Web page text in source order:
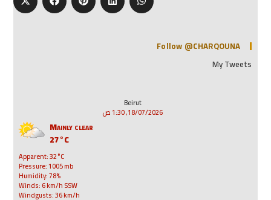
Follow @CHARQOUNA
My Tweets
Beirut
18/07/2026, 1:30 ص
Mainly clear
27°C
Apparent: 32°C
Pressure: 1005 mb
Humidity: 78%
Winds: 6 km/h SSW
Windgusts: 36 km/h